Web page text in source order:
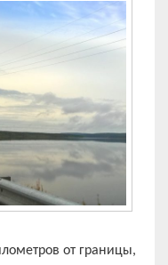
от границы,